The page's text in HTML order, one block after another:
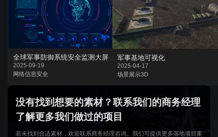
全球军事防御系统安全监测大屏
2025-09-19
网络信息安全
军事基地可视化
2025-04-17
场景展示3D
没有找到想要的素材？联系我们的商务经理
了解更多我们做过的项目
若未找到合适素材，欢迎联系商务经理咨询。我们可提供更多落地项目案